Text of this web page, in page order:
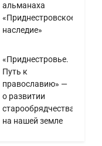
альманаха
«Приднестровское
наследие»
«Приднестровье.
Путь к
православию» —
о развитии
старообрядчества
на нашей земле